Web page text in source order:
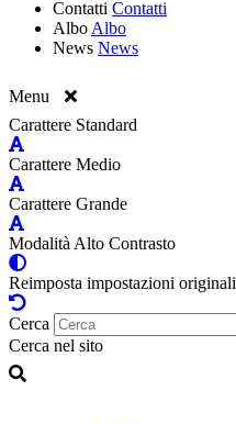
Contatti Contatti
Albo Albo
News News
Menu
Carattere Standard
Carattere Medio
Carattere Grande
Modalità Alto Contrasto
Reimposta impostazioni originali
Cerca
Cerca nel sito